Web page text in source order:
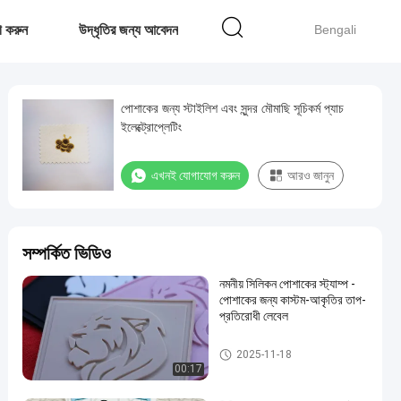
Bengali
করুন উদ্ধৃতির জন্য আবেদন
পোশাকের জন্য স্টাইলিশ এবং সুন্দর মৌমাছি সূচিকর্ম প্যাচ
ইলেক্ট্রোপ্লেটিং
এখনই যোগাযোগ করুন আরও জানুন
সম্পর্কিত ভিডিও
00:17
নমনীয় সিলিকন পোশাকের স্ট্যাম্প -
পোশাকের জন্য কাস্টম-আকৃতির তাপ-
প্রতিরোধী লেবেল
কাস্টম পোশাক প্যাচ
2025-11-18